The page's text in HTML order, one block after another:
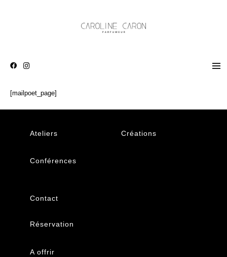
[mailpoet_page]
Ateliers Créations
Conférences
Contact
Réservation
A offrir